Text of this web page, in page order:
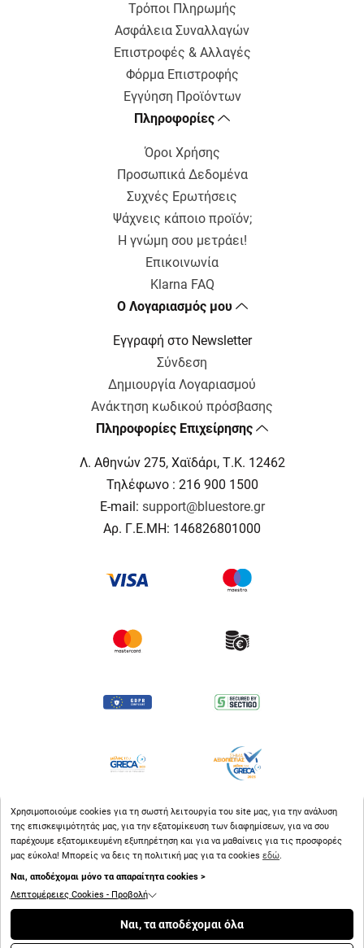
Τρόποι Πληρωμής
Ασφάλεια Συναλλαγών
Επιστροφές & Αλλαγές
Φόρμα Επιστροφής
Εγγύηση Προϊόντων
Πληροφορίες
Όροι Χρήσης
Προσωπικά Δεδομένα
Συχνές Ερωτήσεις
Ψάχνεις κάποιο προϊόν;
Η γνώμη σου μετράει!
Επικοινωνία
Klarna FAQ
Ο Λογαριασμός μου
Εγγραφή στο Newsletter
Σύνδεση
Δημιουργία Λογαριασμού
Ανάκτηση κωδικού πρόσβασης
Πληροφορίες Επιχείρησης
Λ. Αθηνών 275, Χαϊδάρι, Τ.Κ. 12462
Τηλέφωνο : 216 900 1500
E-mail: support@bluestore.gr
Αρ. Γ.Ε.ΜΗ: 146826801000
Copyright © 2026
Χρησιμοποιούμε cookies για τη σωστή λειτουργία του site μας, για την ανάλυση
της επισκεψιμότητάς μας, για την εξατομίκευση των διαφημίσεων, για να σου
παρέχουμε εξατομικευμένη εξυπηρέτηση και για να μαθαίνεις για τις προσφορές
μας εύκολα! Μπορείς να δεις τη πολιτική μας για τα cookies εδώ.
Ναι, αποδέχομαι μόνο τα απαραίτητα cookies >
Λεπτομέρειες Cookies - Προβολή
Ναι, τα αποδέχομαι όλα